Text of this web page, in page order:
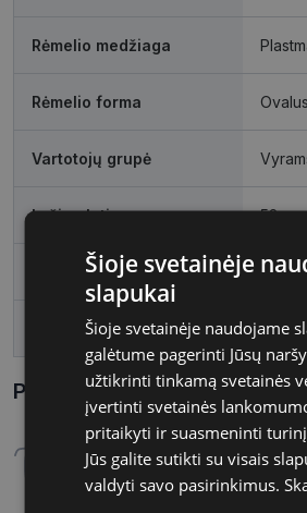
Rėmelio medžiaga
Rėmelio forma Ovalus
Vartotojų grupė
Lęšio plotis, mm 52
Tarpnosės plotis, mm 20
lens_coating
Parametrai Kaip sužinoti
Šioje svetainėje
slapukai
Šioje svetainėje naudojame
galėtume pagerinti Jūsų
užtikrinti tinkamą svetainės
įvertinti svetainės
pritaikyti ir suasmeninti
Jūs galite sutikti su visais
valdyti savo pasirinkimus.